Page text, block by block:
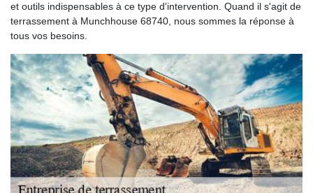
et outils indispensables à ce type d'intervention. Quand il s'agit de
terrassement à Munchhouse 68740, nous sommes la réponse à
tous vos besoins.